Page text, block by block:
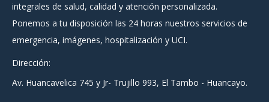
integrales de salud, calidad y atención personalizada.
Ponemos a tu disposición las 24 horas nuestros servicios de
emergencia, imágenes, hospitalización y UCI.
Dirección:
Av. Huancavelica 745 y Jr- Trujillo 993, El Tambo - Huancayo.